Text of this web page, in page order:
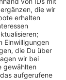
gehört
die für
geben
und